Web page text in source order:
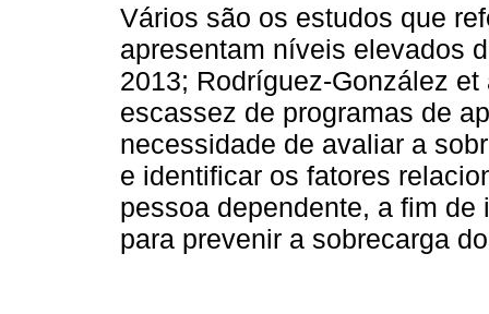
Vários são os estudos que
apresentam níveis elevados
2013; Rodríguez-González
escassez de programas de
necessidade de avaliar a
e identificar os fatores
pessoa dependente, a fim
para prevenir a sobrecarga